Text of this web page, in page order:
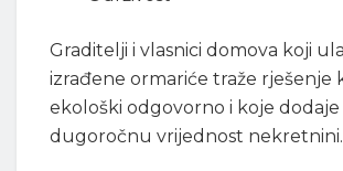
Graditelji i vlasnici domova koji
izrađene ormariće traže rješenje
ekološki odgovorno i koje dodaje
dugoročnu vrijednost nekretnini.